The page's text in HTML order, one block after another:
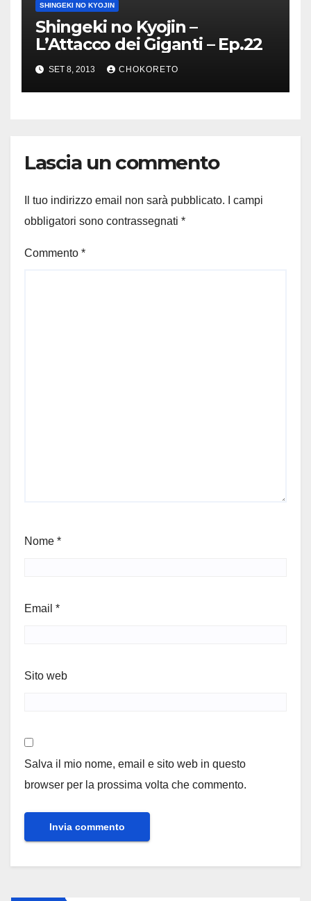
SHINGEKI NO KYOJIN
Shingeki no Kyojin –
L’Attacco dei Giganti – Ep.22
SET 8, 2013 CHOKORETO
Lascia un commento
Il tuo indirizzo email non sarà pubblicato.
I campi
obbligatori sono contrassegnati *
Commento *
Nome *
Email *
Sito web
Salva il mio nome, email e sito web in questo
browser per la prossima volta che commento.